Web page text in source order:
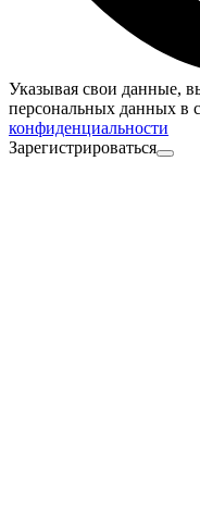
Указывая свои данные,
персональных данных в
конфиденциальности
Зарегистрироваться